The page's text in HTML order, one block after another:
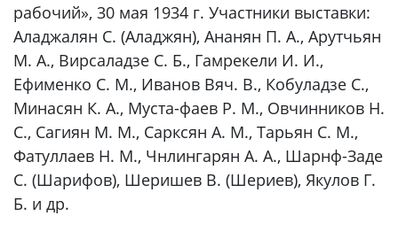
рабочий», 30 мая 1934 г. Участники выставки:
Аладжалян С. (Аладжян), Ананян П. А., Арутчьян
М. А., Вирсаладзе С. Б., Гамрекели И. И.,
Ефименко С. М., Иванов Вяч. В., Кобуладзе С.,
Минасян К. А., Муста-фаев Р. М., Овчинников Н.
С., Сагиян М. М., Сарксян А. М., Тарьян С. М.,
Фатуллаев Н. М., Чнлингарян А. А., Шарнф-Заде
С. (Шарифов), Шеришев В. (Шериев), Якулов Г.
Б. и др.